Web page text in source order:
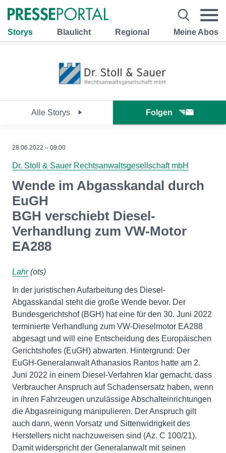
Storys Blaulicht Regional Meine Abos
Alle Storys Folgen
28.06.2022 – 09:00
Dr. Stoll & Sauer Rechtsanwaltsgesellschaft mbH
Wende im Abgasskandal durch
EuGH
BGH verschiebt Diesel-
Verhandlung zum VW-Motor
EA288
Lahr(ots)
In der juristischen Aufarbeitung des Diesel-
Abgasskandal steht die große Wende bevor. Der
Bundesgerichtshof (BGH) hat eine für den 30. Juni 2022
terminierte Verhandlung zum VW-Dieselmotor EA288
abgesagt und will eine Entscheidung des Europäischen
Gerichtshofes (EuGH) abwarten. Hintergrund: Der
EuGH-Generalanwalt Athanasios Rantos hatte am 2.
Juni 2022 in einem Diesel-Verfahren klar gemacht, dass
Verbraucher Anspruch auf Schadensersatz haben, wenn
in ihren Fahrzeugen unzulässige Abschalteinrichtungen
die Abgasreinigung manipulieren. Der Anspruch gilt
auch dann, wenn Vorsatz und Sittenwidrigkeit des
Herstellers nicht nachzuweisen sind (Az. C 100/21).
Damit widerspricht der Generalanwalt mit seinen